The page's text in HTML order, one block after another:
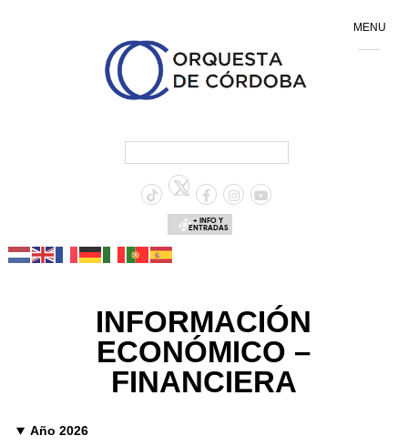
+ INFO Y
ENTRADAS
INFORMACIÓN
ECONÓMICO –
FINANCIERA
Año 2026
MENU